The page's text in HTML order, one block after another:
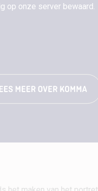
op onze server bewaard.